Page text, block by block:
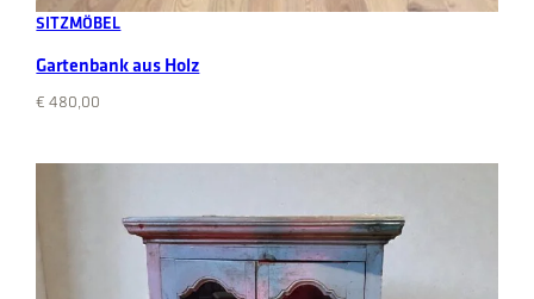
SITZMÖBEL
Gartenbank aus Holz
€ 480,00